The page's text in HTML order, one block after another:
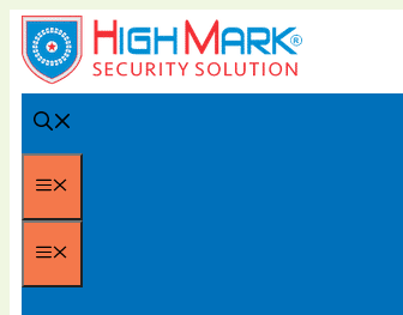
Chuyển
đến
nội
dung
Menu
Menu